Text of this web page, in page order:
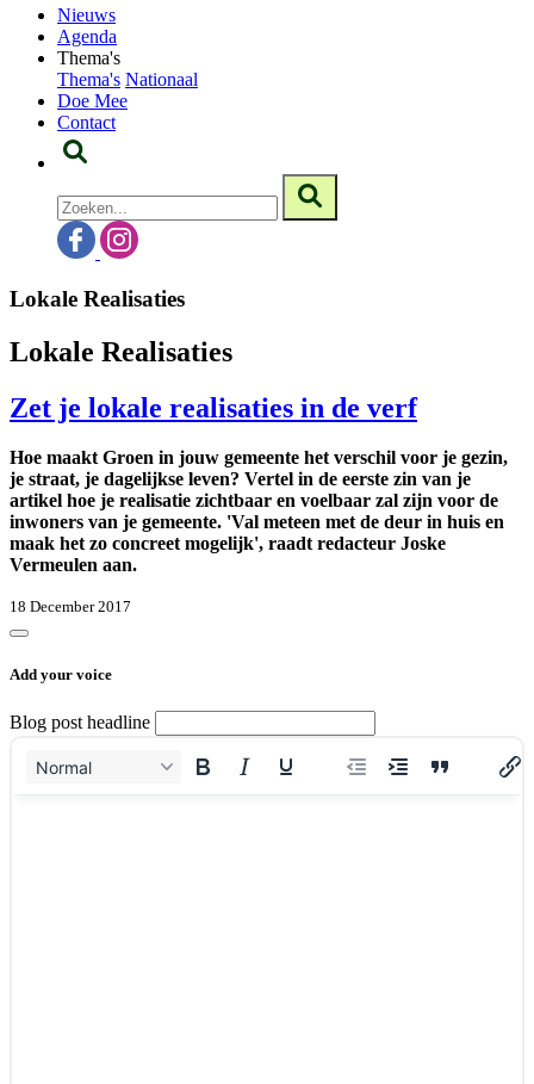
Nieuws
Agenda
Thema's
Thema's Nationaal
Doe Mee
Contact
Lokale Realisaties
Lokale Realisaties
Zet je lokale realisaties in de verf
Hoe maakt Groen in jouw gemeente het verschil voor je gezin,
je straat, je dagelijkse leven? Vertel in de eerste zin van je
artikel hoe je realisatie zichtbaar en voelbaar zal zijn voor de
inwoners van je gemeente. 'Val meteen met de deur in huis en
maak het zo concreet mogelijk', raadt redacteur Joske
Vermeulen aan.
18 December 2017
Add your voice
Blog post headline
Normal